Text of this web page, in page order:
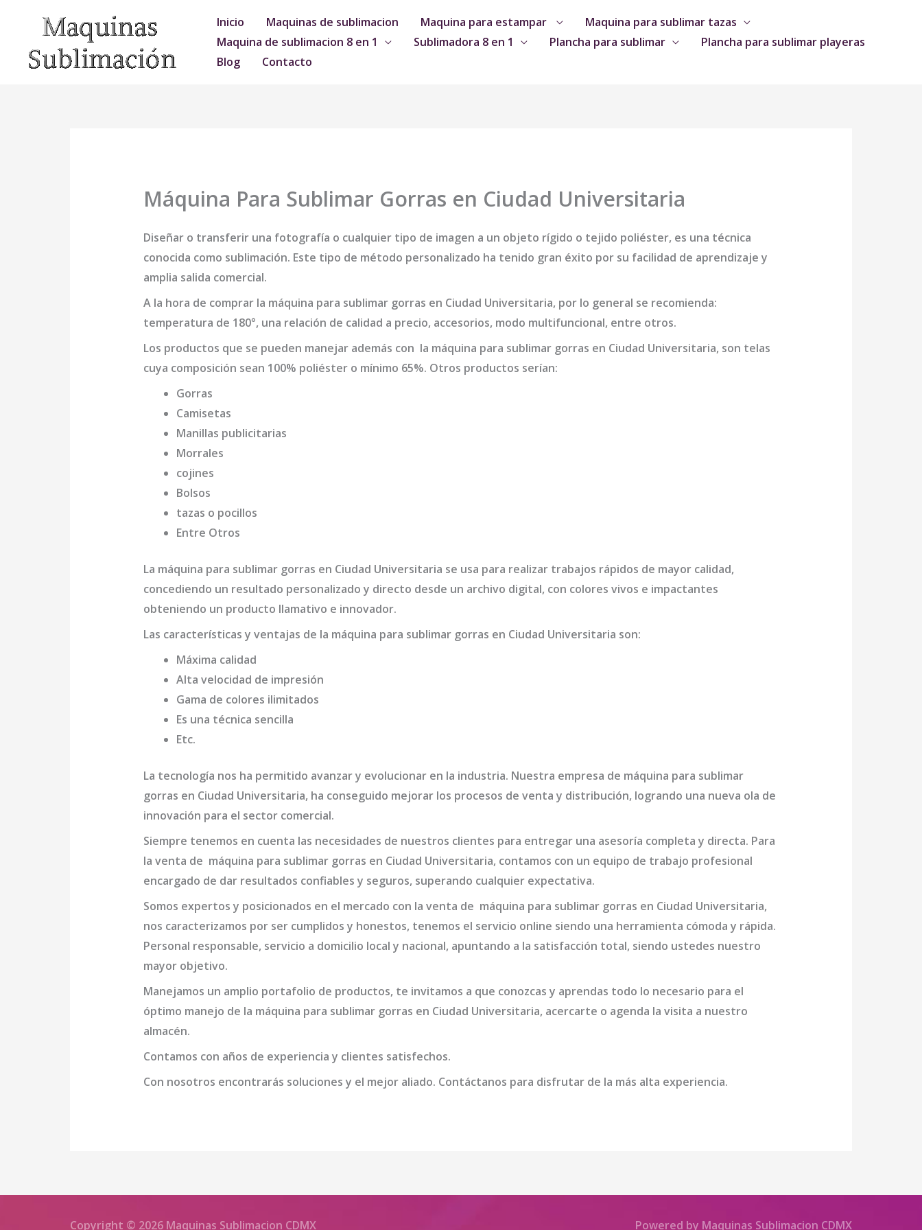
contenido
Inicio Maquinas de sublimacion Maquina para estampar
Maquina para sublimar tazas
Maquina de sublimacion 8 en 1
Sublimadora 8 en 1 Plancha para sublimar
Plancha para sublimar playeras
Blog
Contacto
Máquina Para Sublimar Gorras en Ciudad Universitaria
Diseñar o transferir una fotografía o cualquier tipo de imagen a un objeto rígido o tejido poliéster, es una técnica
conocida como sublimación. Este tipo de método personalizado ha tenido gran éxito por su facilidad de aprendizaje y
amplia salida comercial.
A la hora de comprar la máquina para sublimar gorras en Ciudad Universitaria, por lo general se recomienda:
temperatura de 180°, una relación de calidad a precio, accesorios, modo multifuncional, entre otros.
Los productos que se pueden manejar además con la máquina para sublimar gorras en Ciudad Universitaria, son telas
cuya composición sean 100% poliéster o mínimo 65%. Otros productos serían:
Gorras
Camisetas
Manillas publicitarias
Morrales
cojines
Bolsos
tazas o pocillos
Entre Otros
La máquina para sublimar gorras en Ciudad Universitaria se usa para realizar trabajos rápidos de mayor calidad,
concediendo un resultado personalizado y directo desde un archivo digital, con colores vivos e impactantes
obteniendo un producto llamativo e innovador.
Las características y ventajas de la máquina para sublimar gorras en Ciudad Universitaria son:
Máxima calidad
Alta velocidad de impresión
Gama de colores ilimitados
Es una técnica sencilla
Etc.
La tecnología nos ha permitido avanzar y evolucionar en la industria. Nuestra empresa de máquina para sublimar
gorras en Ciudad Universitaria, ha conseguido mejorar los procesos de venta y distribución, logrando una nueva ola de
innovación para el sector comercial.
Siempre tenemos en cuenta las necesidades de nuestros clientes para entregar una asesoría completa y directa. Para
la venta de máquina para sublimar gorras en Ciudad Universitaria, contamos con un equipo de trabajo profesional
encargado de dar resultados confiables y seguros, superando cualquier expectativa.
Somos expertos y posicionados en el mercado con la venta de máquina para sublimar gorras en Ciudad Universitaria,
nos caracterizamos por ser cumplidos y honestos, tenemos el servicio online siendo una herramienta cómoda y rápida.
Personal responsable, servicio a domicilio local y nacional, apuntando a la satisfacción total, siendo ustedes nuestro
mayor objetivo.
Manejamos un amplio portafolio de productos, te invitamos a que conozcas y aprendas todo lo necesario para el
óptimo manejo de la máquina para sublimar gorras en Ciudad Universitaria, acercarte o agenda la visita a nuestro
almacén.
Contamos con años de experiencia y clientes satisfechos.
Con nosotros encontrarás soluciones y el mejor aliado. Contáctanos para disfrutar de la más alta experiencia.
Copyright © 2026 Maquinas Sublimacion CDMX Powered by Maquinas Sublimacion CDMX